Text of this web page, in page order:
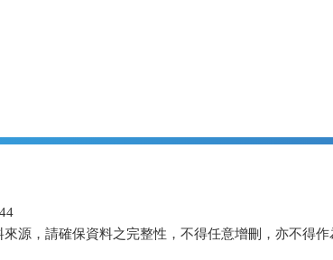
源，請確保資料之完整性，不得任意增刪，亦不得作